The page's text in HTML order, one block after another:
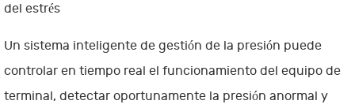
del estrés
Un sistema inteligente de gestión de la presión puede
controlar en tiempo real el funcionamiento del equipo de
terminal, detectar oportunamente la presión anormal y